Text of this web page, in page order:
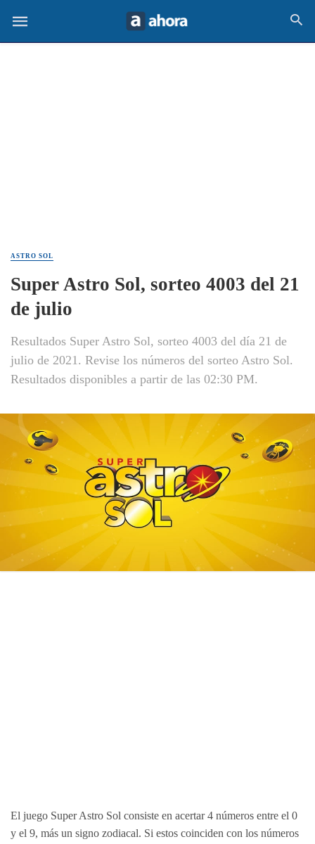
ASTRO SOL
Super Astro Sol, sorteo 4003 del 21
de julio
Resultados Super Astro Sol, sorteo 4003 del día 21 de
julio de 2021. Revise los números del sorteo Astro Sol.
Resultados disponibles a partir de las 02:30 PM.
El juego Super Astro Sol consiste en acertar 4 números entre el 0
y el 9, más un signo zodiacal. Si estos coinciden con los números